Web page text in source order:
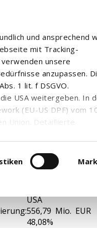
und ansprechend
mit Tracking-
unsere
anzupassen.
1 lit. f DSGVO.
USA weitergeben. In
(EU-US DPF) vom
Union. Detaillierte
können Sie Ihre
US00486H1059
USA
556,79 Mio. EUR
48,08%